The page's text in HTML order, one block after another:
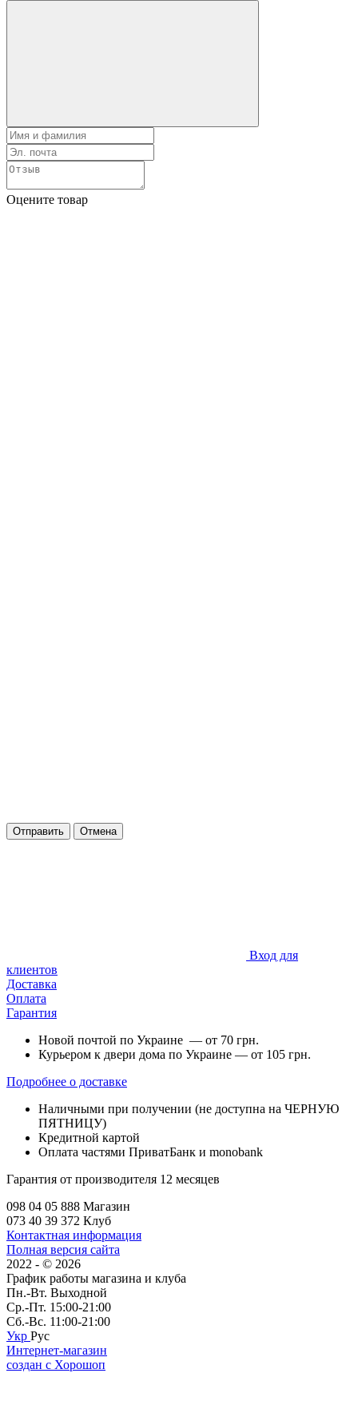
Оцените товар
Отправить Отмена
Вход для
клиентов
Доставка
Оплата
Гарантия
Новой почтой по Украине — от 70 грн.
Курьером к двери дома по Украине — от 105 грн.
Подробнее о доставке
Наличными при получении (не доступна на ЧЕРНУЮ
ПЯТНИЦУ)
Кредитной картой
Оплата частями ПриватБанк и monobank
Гарантия от производителя 12 месяцев
098 04 05 888 Магазин
073 40 39 372 Клуб
Контактная информация
Полная версия сайта
2022 - © 2026
График работы магазина и клуба
Пн.-Вт. Выходной
Ср.-Пт. 15:00-21:00
Сб.-Вс. 11:00-21:00
Укр Рус
Интернет-магазин
создан с Хорошоп